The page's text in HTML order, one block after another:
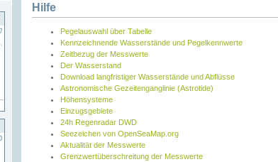
Hilfe
Pegelauswahl über Tabelle
Kennzeichnende Wasserstände und Pegelkennwerte
Zeitbezug der Messwerte
Der Wasserstand
Download langfristiger Wasserstände und Abflüsse
Astronomische Gezeitenganglinie (Astrotide)
Höhensysteme
Einzugsgebiete
24h Regenradar DWD
Seezeichen von OpenSeaMap.org
Aktualität der Messwerte
Grenzwertüberschreitung der Messwerte